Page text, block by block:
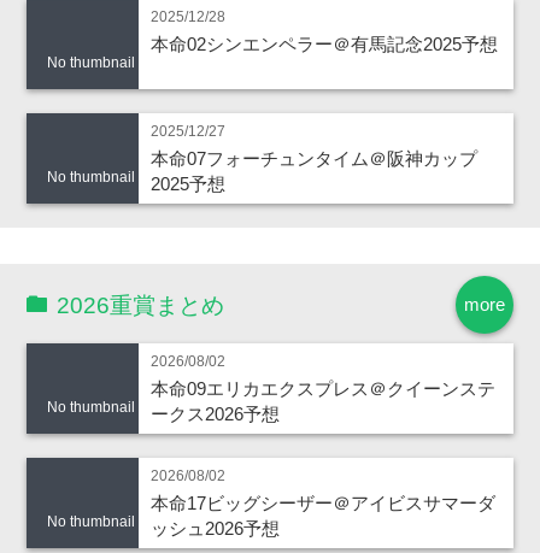
No thumbnail
2025/12/28
本命02シンエンペラー＠有馬記念2025予想
No thumbnail
2025/12/27
本命07フォーチュンタイム＠阪神カップ
2025予想
more
2026重賞まとめ
No thumbnail
2026/08/02
本命09エリカエクスプレス＠クイーンステ
ークス2026予想
No thumbnail
2026/08/02
本命17ビッグシーザー＠アイビスサマーダ
ッシュ2026予想